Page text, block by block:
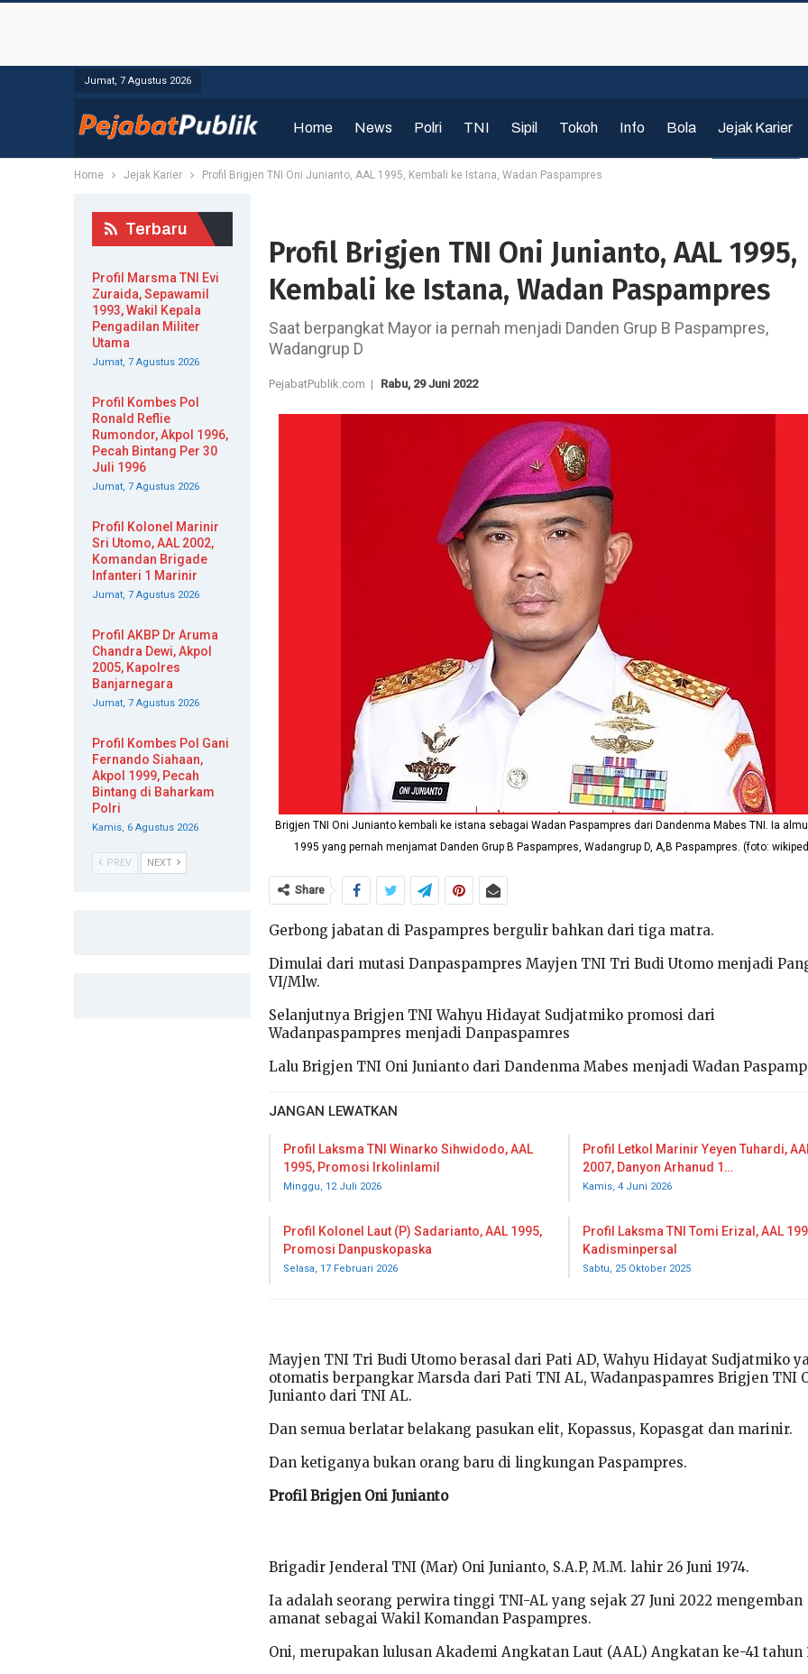
Jumat, 7 Agustus 2026
Home News Polri TNI Sipil Tokoh Info Bola Jejak Karier
Home Jejak Karier Profil Brigjen TNI Oni Junianto, AAL 1995, Kembali ke Istana, Wadan Paspampres
Profil Brigjen TNI Oni Junianto, AAL 1995,
Kembali ke Istana, Wadan Paspampres
Saat berpangkat Mayor ia pernah menjadi Danden Grup B Paspampres,
Wadangrup D
PejabatPublik.com | Rabu, 29 Juni 2022
Brigjen TNI Oni Junianto kembali ke istana sebagai Wadan Paspampres dari Dandenma Mabes TNI. Ia
1995 yang pernah menjamat Danden Grup B Paspampres, Wadangrup D, A,B Paspampres. (foto:
Share
Gerbong jabatan di Paspampres bergulir bahkan dari tiga matra.
Dimulai dari mutasi Danpaspampres Mayjen TNI Tri Budi Utomo menjadi
VI/Mlw.
Selanjutnya Brigjen TNI Wahyu Hidayat Sudjatmiko promosi dari
Wadanpaspampres menjadi Danpaspamres
Lalu Brigjen TNI Oni Junianto dari Dandenma Mabes menjadi Wadan
JANGAN LEWATKAN
Profil Laksma TNI Winarko Sihwidodo, AAL
1995, Promosi Irkolinlamil
Minggu, 12 Juli 2026
Profil Letkol Marinir Yeyen Tuhardi,
2007, Danyon Arhanud 1…
Kamis, 4 Juni 2026
Profil Kolonel Laut (P) Sadarianto, AAL 1995,
Promosi Danpuskopaska
Selasa, 17 Februari 2026
Profil Laksma TNI Tomi Erizal, AAL
Kadisminpersal
Sabtu, 25 Oktober 2025
Mayjen TNI Tri Budi Utomo berasal dari Pati AD, Wahyu Hidayat Sudjatmiko
otomatis berpangkar Marsda dari Pati TNI AL, Wadanpaspamres Brigjen TNI
Junianto dari TNI AL.
Dan semua berlatar belakang pasukan elit, Kopassus, Kopasgat dan marinir.
Dan ketiganya bukan orang baru di lingkungan Paspampres.
Profil Brigjen Oni Junianto
Brigadir Jenderal TNI (Mar) Oni Junianto, S.A.P, M.M. lahir 26 Juni 1974.
Ia adalah seorang perwira tinggi TNI-AL yang sejak 27 Juni 2022 mengemban
amanat sebagai Wakil Komandan Paspampres.
Oni, merupakan lulusan Akademi Angkatan Laut (AAL) Angkatan ke-41 tahun
Terbaru
Profil Marsma TNI Evi
Zuraida, Sepawamil
1993, Wakil Kepala
Pengadilan Militer
Utama
Jumat, 7 Agustus 2026
Profil Kombes Pol
Ronald Reflie
Rumondor, Akpol 1996,
Pecah Bintang Per 30
Juli 1996
Jumat, 7 Agustus 2026
Profil Kolonel Marinir
Sri Utomo, AAL 2002,
Komandan Brigade
Infanteri 1 Marinir
Jumat, 7 Agustus 2026
Profil AKBP Dr Aruma
Chandra Dewi, Akpol
2005, Kapolres
Banjarnegara
Jumat, 7 Agustus 2026
Profil Kombes Pol Gani
Fernando Siahaan,
Akpol 1999, Pecah
Bintang di Baharkam
Polri
Kamis, 6 Agustus 2026
PREV NEXT